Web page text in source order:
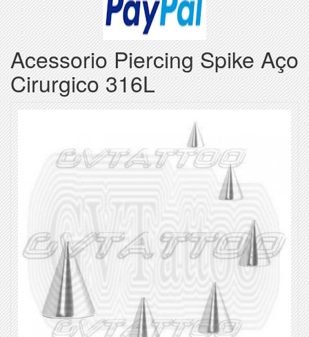
Acessorio Piercing Spike Aço
Cirurgico 316L